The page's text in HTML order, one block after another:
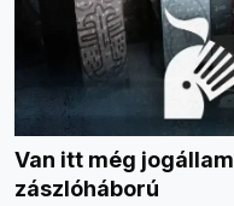
Van itt még
zászlóháború